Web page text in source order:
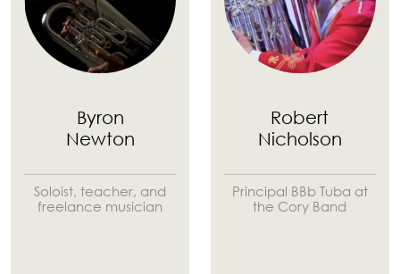
Byron
Newton
Soloist, teacher, and
freelance musician
Robert
Nicholson
Principal BBb Tuba at
the Cory Band